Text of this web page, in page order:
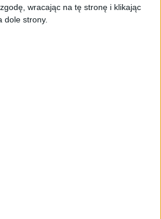
wracając na tę stronę i klikając
dole strony.
REKLAMA